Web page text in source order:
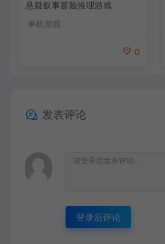
悬疑叙事冒险推理游戏
单机游戏
0
发表评论
登录后评论